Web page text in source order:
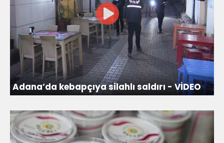
Adana’da kebapçıya silahlı saldırı - VİDEO